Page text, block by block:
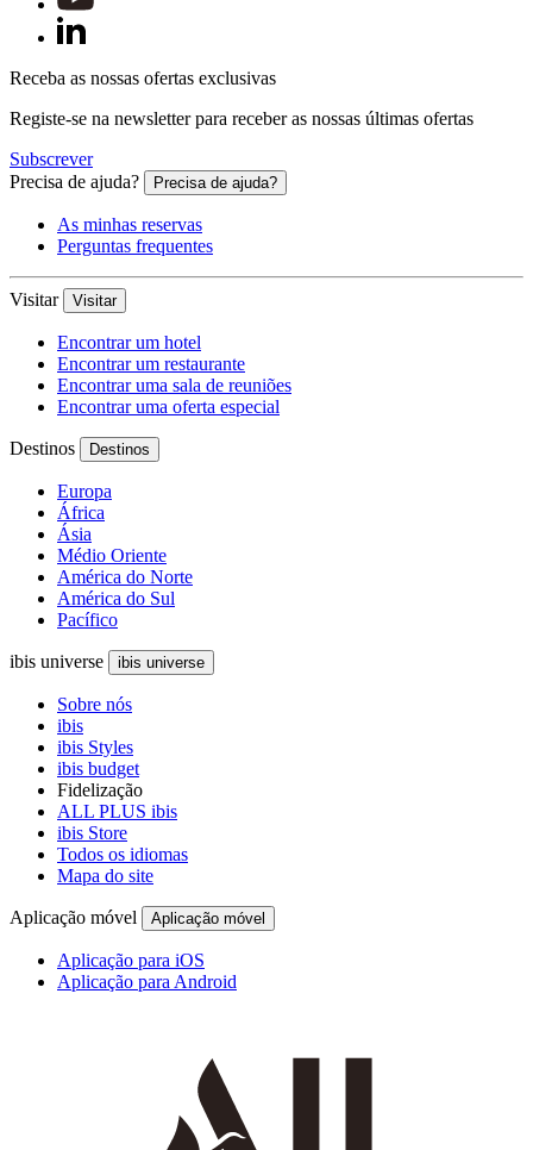
Receba as nossas ofertas exclusivas
Registe-se na newsletter para receber as nossas últimas ofertas
Subscrever
Precisa de ajuda?
Precisa de ajuda?
As minhas reservas
Perguntas frequentes
Visitar Visitar
Encontrar um hotel
Encontrar um restaurante
Encontrar uma sala de reuniões
Encontrar uma oferta especial
Destinos Destinos
Europa
África
Ásia
Médio Oriente
América do Norte
América do Sul
Pacífico
ibis universe ibis universe
Sobre nós
ibis
ibis Styles
ibis budget
Fidelização
ALL PLUS ibis
ibis Store
Todos os idiomas
Mapa do site
Aplicação móvel Aplicação móvel
Aplicação para iOS
Aplicação para Android